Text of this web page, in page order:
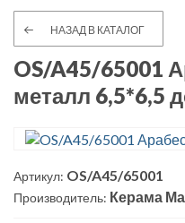
НАЗАД В КАТАЛОГ
OS/A45/65001
металл 6,5*6,5
Артикул: OS/A45/65001
Производитель: Керама